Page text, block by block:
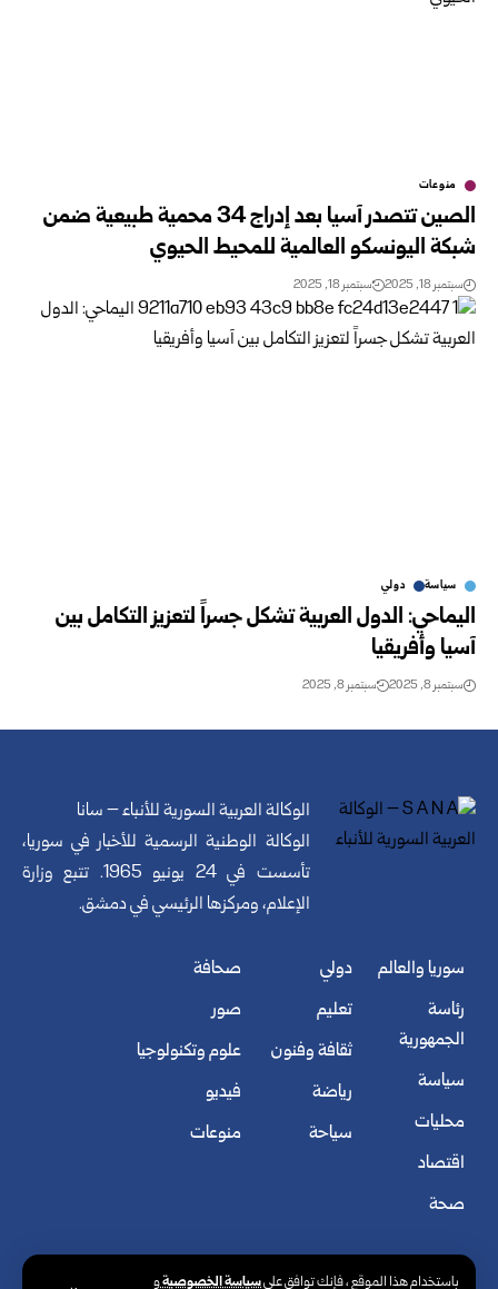
باستخدام هذا الموقع ، فإنك توافق علىسياسة الخصوصيةو
منوعات
الصين تتصدر آسيا بعد إدراج 34 محمية طبيعية ضمن
شبكة اليونسكو العالمية للمحيط الحيوي
سبتمبر 18, 2025 سبتمبر 18, 2025
سياسة دولي
اليماحي: الدول العربية تشكل جسراً لتعزيز التكامل بين
آسيا وأفريقيا
سبتمبر 8, 2025 سبتمبر 8, 2025
الوكالة العربية السورية للأنباء – سانا
الوكالة الوطنية الرسمية للأخبار في سوريا،
تأسست في 24 يونيو 1965. تتبع وزارة
الإعلام، ومركزها الرئيسي في دمشق.
سوريا والعالم
رئاسة
الجمهورية
سياسة
محليات
اقتصاد
صحة
دولي
تعليم
ثقافة وفنون
رياضة
سياحة
صحافة
صور
علوم وتكنولوجيا
فيديو
منوعات